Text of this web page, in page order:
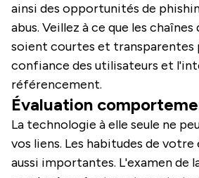
ainsi des opportunités de
abus. Veillez à ce que les
soient courtes et transparentes
confiance des utilisateurs et
référencement.
Évaluation
La technologie à elle seule ne
vos liens. Les habitudes de
aussi importantes. L'examen de